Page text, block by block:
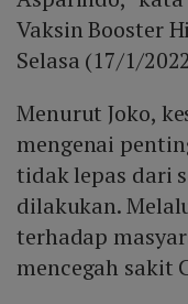
Vaksin Booster
Selasa (17/1/
Menurut Joko,
mengenai
tidak lepas dari
dilakukan.
terhadap
mencegah sakit